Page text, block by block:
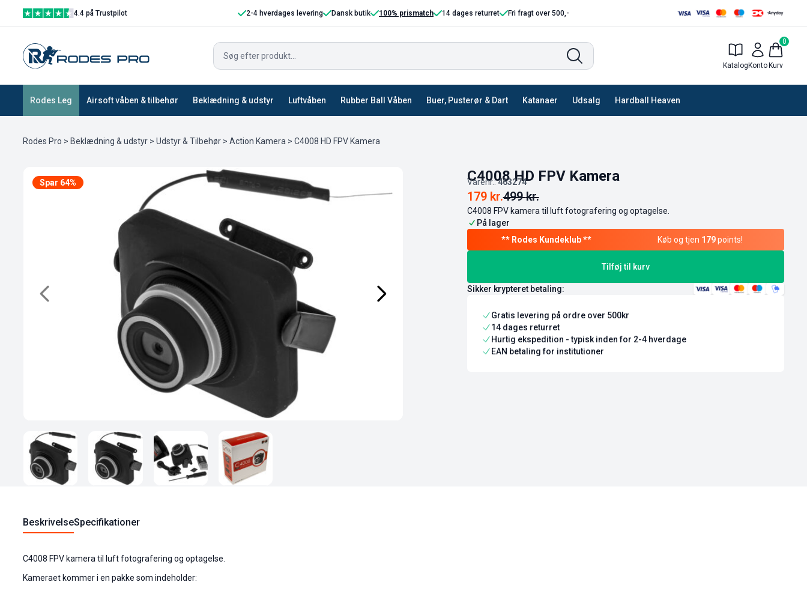
4.4 på Trustpilot 2-4 hverdages levering Dansk butik 100% prismatch 14 dages returret Fri fragt over 500,-
Katalog Konto
0
Kurv
Rodes Leg Airsoft våben & tilbehør Beklædning & udstyr Luftvåben Rubber Ball Våben Buer, Pusterør & Dart Katanaer Udsalg Hardball Heaven
Rodes Pro > Beklædning & udstyr > Udstyr & Tilbehør > Action Kamera > C4008 HD FPV Kamera
Spar 64% C4008 HD FPV Kamera
Varenr.:463274
499kr.
179 kr.
C4008 FPV kamera til luft fotografering og optagelse.
På lager
Køb og tjen 179points!
Tilføj til kurv
Sikker krypteret betaling:
Gratis levering på ordre over 500kr
14 dages returret
Hurtig ekspedition - typisk inden for 2-4 hverdage
EAN betaling for institutioner
BeskrivelseSpecifikationer
C4008 FPV kamera til luft fotografering og optagelse.
Kameraet kommer i en pakke som indeholder: